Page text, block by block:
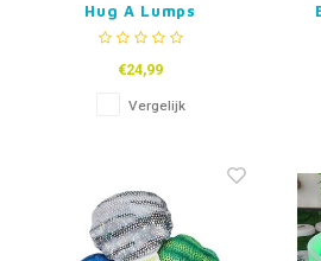
Hug A Lumps
Highlander Knuffel
€24,99
Vergelijk